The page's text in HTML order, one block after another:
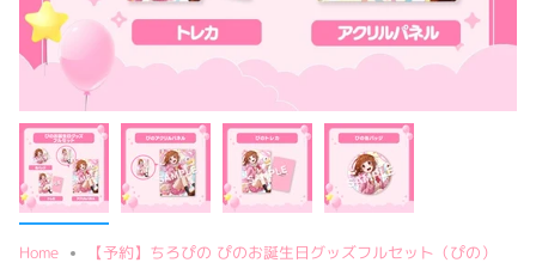
Home 【予約】ちろぴの ぴのお誕生日グッズフルセット（ぴの）